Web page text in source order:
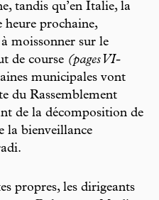
tandis qu’en Italie, la
heure prochaine,
moissonner sur le
de course (pages VI-
municipales vont
du Rassemblement
de la décomposition de
la bienveillance
propres, les dirigeants